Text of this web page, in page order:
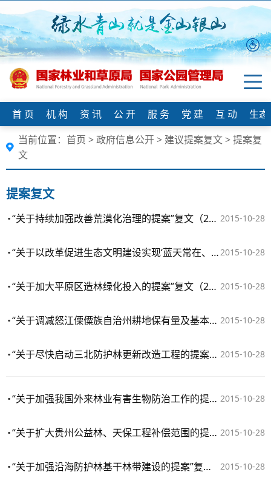
首 页 机 构 资 讯 公 开 服 务 党 建 互 动
生
当前位置： 首页 >政府信息公开>建议提案复文>提案复
文
提案复文
2015-10-28
“关于持续加强改善荒漠化治理的提案”复文（2015年第4386号）
2015-10-28
“关于以改革促进生态文明建设实现‘蓝天常在、绿水长流、永续发展’的提案”复文（2015年第4344号）
2015-10-28
“关于加大平原区造林绿化投入的提案”复文（2015年第4299号）
2015-10-28
“关于调减怒江傈僳族自治州耕地保有量及基本农田保护面积，支持怒江傈僳族自治州实施100万亩退耕还林（草）的提案”复文（2015年第4288号）
2015-10-28
“关于尽快启动三北防护林更新改造工程的提案”复文（2015年第4282号）
2015-10-28
“关于加强我国外来林业有害生物防治工作的提案”复文（2015年第4274号）
2015-10-28
“关于扩大贵州公益林、天保工程补偿范围的提案”复文（2015年第3921号）
2015-10-28
“关于加强沿海防护林基干林带建设的提案”复文（2015年第3799号）